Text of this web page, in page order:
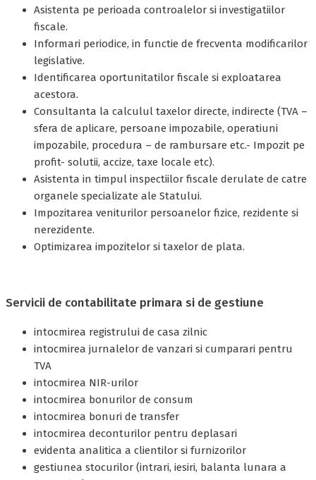
Asistenta pe perioada controalelor si investigatiilor
fiscale.
Informari periodice, in functie de frecventa modificarilor
legislative.
Identificarea oportunitatilor fiscale si exploatarea
acestora.
Consultanta la calculul taxelor directe, indirecte (TVA –
sfera de aplicare, persoane impozabile, operatiuni
impozabile, procedura – de rambursare etc.- Impozit pe
profit- solutii, accize, taxe locale etc).
Asistenta in timpul inspectiilor fiscale derulate de catre
organele specializate ale Statului.
Impozitarea veniturilor persoanelor fizice, rezidente si
nerezidente.
Optimizarea impozitelor si taxelor de plata.
Servicii de contabilitate primara si de gestiune
intocmirea registrului de casa zilnic
intocmirea jurnalelor de vanzari si cumparari pentru
TVA
intocmirea NIR-urilor
intocmirea bonurilor de consum
intocmirea bonuri de transfer
intocmirea deconturilor pentru deplasari
evidenta analitica a clientilor si furnizorilor
gestiunea stocurilor (intrari, iesiri, balanta lunara a